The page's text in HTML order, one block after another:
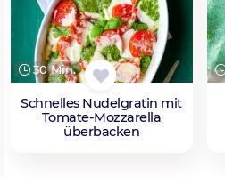
30 Min.
Schnelles Nudelgratin mit
Tomate-Mozzarella
überbacken